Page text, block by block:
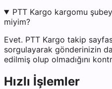
PTT Kargo kargomu
miyim?
Evet. PTT Kargo takip
sorgulayarak gönderinizin
edilmiş olup olmadığını
Hızlı İşlemler